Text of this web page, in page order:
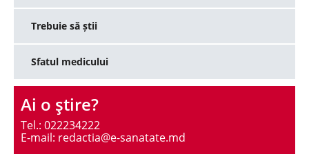
Trebuie să știi
Sfatul medicului
Ai o ştire?
Tel.: 022234222
E-mail: redactia@e-sanatate.md